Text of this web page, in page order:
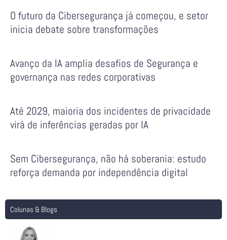
O futuro da Cibersegurança já começou, e setor
inicia debate sobre transformações
Avanço da IA amplia desafios de Segurança e
governança nas redes corporativas
Até 2029, maioria dos incidentes de privacidade
virá de inferências geradas por IA
Sem Cibersegurança, não há soberania: estudo
reforça demanda por independência digital
Colunas & Blogs